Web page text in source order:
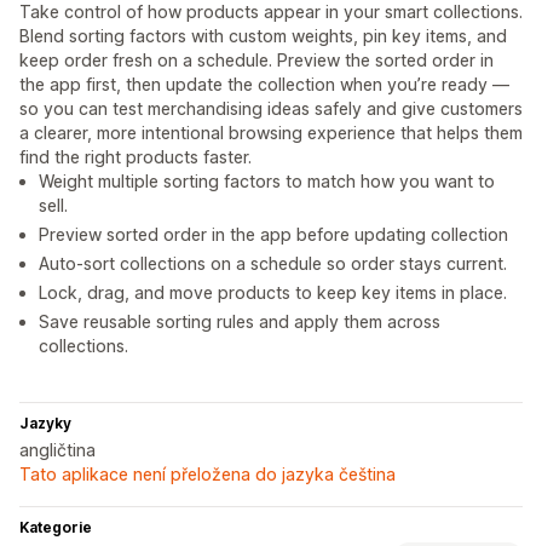
Take control of how products appear in your smart collections.
Blend sorting factors with custom weights, pin key items, and
keep order fresh on a schedule. Preview the sorted order in
the app first, then update the collection when you’re ready —
so you can test merchandising ideas safely and give customers
a clearer, more intentional browsing experience that helps them
find the right products faster.
Weight multiple sorting factors to match how you want to
sell.
Preview sorted order in the app before updating collection
Auto-sort collections on a schedule so order stays current.
Lock, drag, and move products to keep key items in place.
Save reusable sorting rules and apply them across
collections.
Jazyky
angličtina
Tato aplikace není přeložena do jazyka čeština
Kategorie